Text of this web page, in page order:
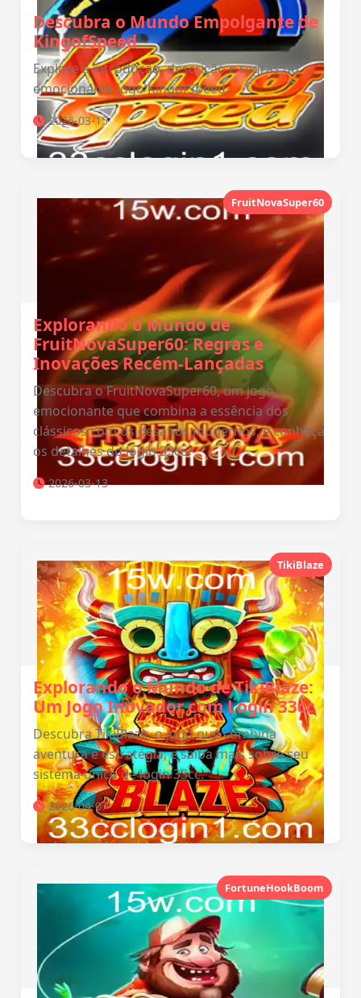
Descubra o Mundo Empolgante de
KingofSpeed
Explore a introdução, descrição e regras do
emocionante jogo KingofSpeed.
2026-03-15
FruitNovaSuper60
Explorando o Mundo de
FruitNovaSuper60: Regras e
Inovações Recém-Lançadas
Descubra o FruitNovaSuper60, um jogo
emocionante que combina a essência dos
clássicos com os desafios modernos, e conheça
os detalhes do login 33cc.
2026-03-13
TikiBlaze
Explorando o Mundo de TikiBlaze:
Um Jogo Inovador com Login 33cc
Descubra TikiBlaze, o jogo que combina
aventura e estratégia, e saiba mais sobre seu
sistema único de login 33cc.
2026-04-07
FortuneHookBoom